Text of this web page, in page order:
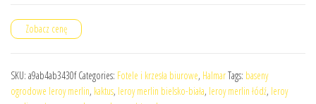
Zobacz cenę
SKU: a9ab4ab3430f Categories: Fotele i krzesła biurowe, HalmarTags: baseny
ogrodowe leroy merlin, kaktus, leroy merlin bielsko-biała, leroy merlin łódź, leroy